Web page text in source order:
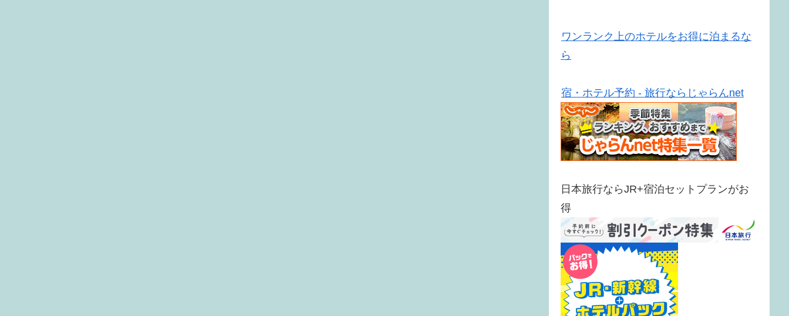
ワンランク上のホテルをお得に泊まるな
ら
宿・ホテル予約 - 旅行ならじゃらんnet
日本旅行ならJR+宿泊セットプランがお
得